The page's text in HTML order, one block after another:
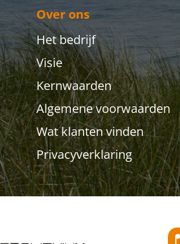
Over ons
Het bedrijf
Visie
Kernwaarden
Algemene voorwaarden
Wat klanten vinden
Privacyverklaring